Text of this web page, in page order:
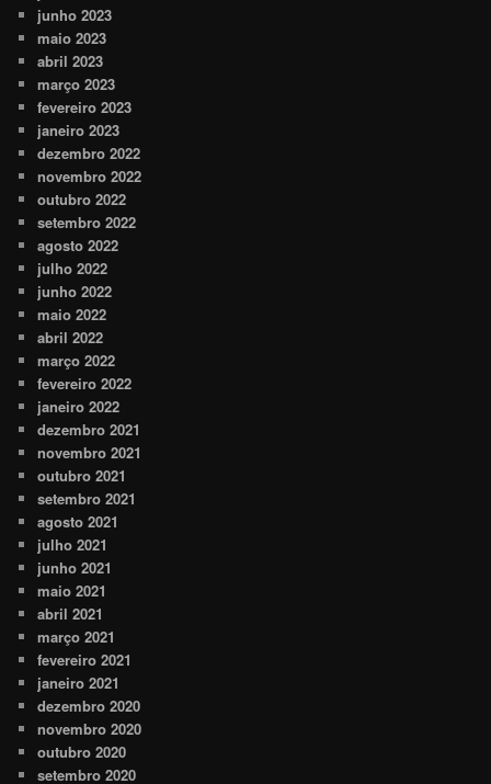
junho 2023
maio 2023
abril 2023
março 2023
fevereiro 2023
janeiro 2023
dezembro 2022
novembro 2022
outubro 2022
setembro 2022
agosto 2022
julho 2022
junho 2022
maio 2022
abril 2022
março 2022
fevereiro 2022
janeiro 2022
dezembro 2021
novembro 2021
outubro 2021
setembro 2021
agosto 2021
julho 2021
junho 2021
maio 2021
abril 2021
março 2021
fevereiro 2021
janeiro 2021
dezembro 2020
novembro 2020
outubro 2020
setembro 2020